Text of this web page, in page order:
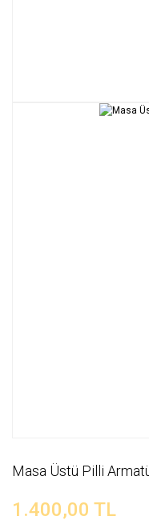
Masa Üstü Pilli
1.400,00 TL